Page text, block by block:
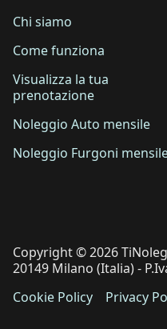
Chi siamo
Come funziona
Visualizza la tua
prenotazione
Noleggio Auto mensile
Noleggio Furgoni
Copyright © 2026
20149 Milano (Italia) -
Cookie Policy
Privacy